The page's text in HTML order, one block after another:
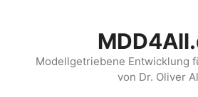
Modellgetriebene Entwicklung
von Dr. Oliver